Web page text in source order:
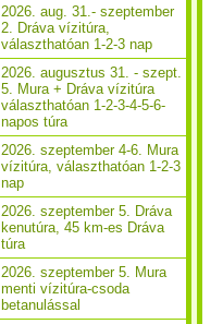
2026. aug. 31.- szeptember
2. Dráva vízitúra,
választhatóan 1-2-3 nap
2026. augusztus 31. - szept.
5. Mura + Dráva vízitúra
választhatóan 1-2-3-4-5-6-
napos túra
2026. szeptember 4-6. Mura
vízitúra, választhatóan 1-2-3
nap
2026. szeptember 5. Dráva
kenutúra, 45 km-es Dráva
túra
2026. szeptember 5. Mura
menti vízitúra-csoda
betanulással